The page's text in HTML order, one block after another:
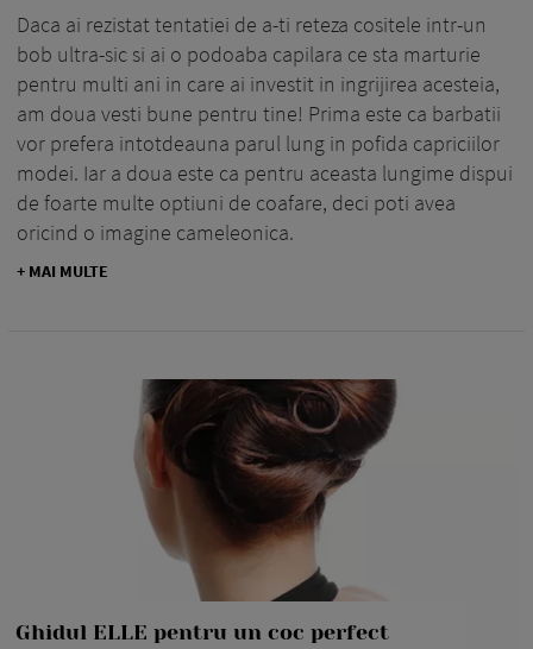
Daca ai rezistat tentatiei de a-ti reteza cositele intr-un
bob ultra-sic si ai o podoaba capilara ce sta marturie
pentru multi ani in care ai investit in ingrijirea acesteia,
am doua vesti bune pentru tine! Prima este ca barbatii
vor prefera intotdeauna parul lung in pofida capriciilor
modei. Iar a doua este ca pentru aceasta lungime dispui
de foarte multe optiuni de coafare, deci poti avea
oricind o imagine cameleonica.
+ MAI MULTE
Ghidul ELLE pentru un coc perfect